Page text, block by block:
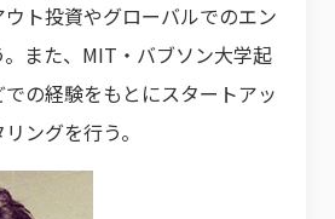
ト投資やグローバルでのエン
また、MIT・バブソン大学起
の経験をもとにスタートアッ
ングを行う。